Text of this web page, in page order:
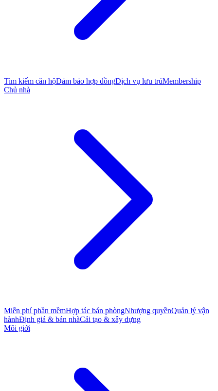
Tìm kiếm căn hộĐảm bảo hợp đồngDịch vụ lưu trúMembership
Chủ nhà
Miễn phí phần mềmHợp tác bán phòngNhượng quyềnQuản lý vận
hànhĐịnh giá & bán nhàCải tạo & xây dựng
Môi giới